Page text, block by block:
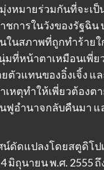
หมายร่วมกันที่จะเ
ชการในวังของรัฐฉิ
นสภาพที่ถูกทำร้ายใ
ที่หน้าตาเหมือนเพี่ย
ตัวแทนของอิ๋งเจิ้ง
เหตุทำให้เพี่ยวต้อง
ฟูอำนาจกลับคืนมา
ดัดแปลงโดยสตูดิโป
มิถุนายน พ.ศ. 2555 ถึ